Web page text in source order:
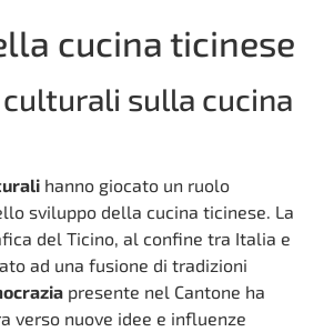
cucina ticinese
sulla cucina
hanno giocato un ruolo
sviluppo della cucina ticinese. La
del Ticino, al confine tra Italia e
ad una fusione di tradizioni
presente nel Cantone ha
verso nuove idee e influenze